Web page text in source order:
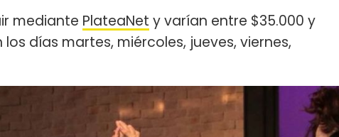
mediante PlateaNet y varían entre $35.000 y
días martes, miércoles, jueves, viernes,